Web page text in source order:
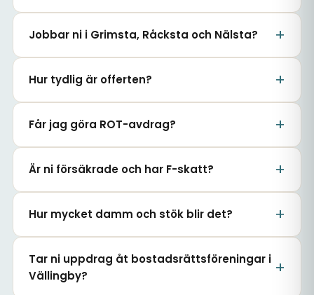
Jobbar ni i Grimsta, Råcksta och Nälsta?
Hur tydlig är offerten?
Får jag göra ROT-avdrag?
Är ni försäkrade och har F-skatt?
Hur mycket damm och stök blir det?
Tar ni uppdrag åt bostadsrättsföreningar i
Vällingby?